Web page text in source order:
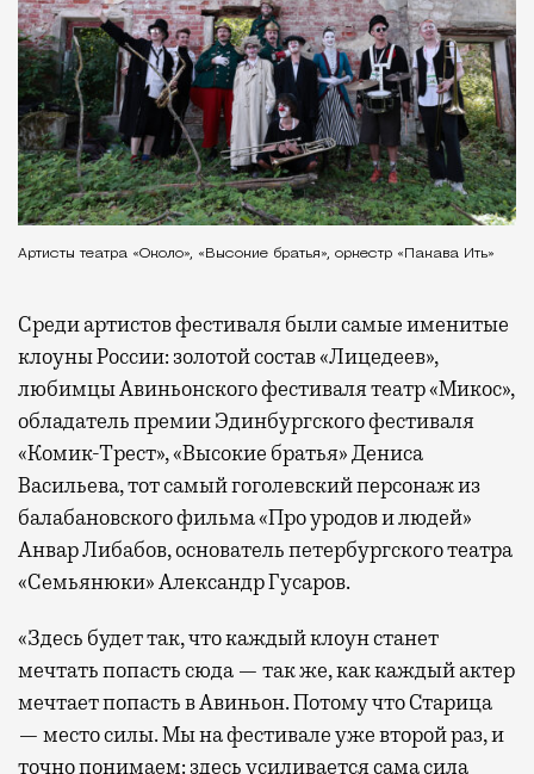
Артисты театра «Около», «Высокие братья», оркестр «Пакава Ить»
Среди артистов фестиваля были самые именитые
клоуны России: золотой состав «Лицедеев»,
любимцы Авиньонского фестиваля театр «Микос»,
обладатель премии Эдинбургского фестиваля
«Комик-Трест», «Высокие братья» Дениса
Васильева, тот самый гоголевский персонаж из
балабановского фильма «Про уродов и людей»
Анвар Либабов, основатель петербургского театра
«Семьянюки» Александр Гусаров.
«Здесь будет так, что каждый клоун станет
мечтать попасть сюда — так же, как каждый актер
мечтает попасть в Авиньон. Потому что Старица
— место силы. Мы на фестивале уже второй раз, и
точно понимаем: здесь усиливается сама сила